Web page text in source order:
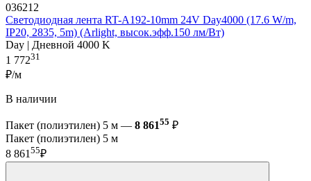
036212
Светодиодная лента RT-A192-10mm 24V Day4000 (17.6 W/m,
IP20, 2835, 5m) (Arlight, высок.эфф.150 лм/Вт)
Day | Дневной 4000 K
1 77231
₽/м
В наличии
Пакет (полиэтилен) 5 м — 8 86155 ₽
Пакет (полиэтилен) 5 м
8 86155₽